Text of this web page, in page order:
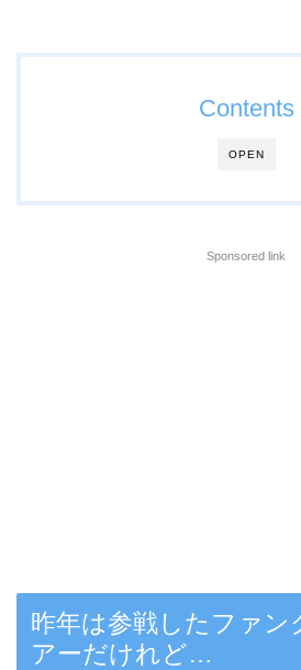
OPEN
Contents
Sponsored link
昨年は参戦したファン
アーだけれど…